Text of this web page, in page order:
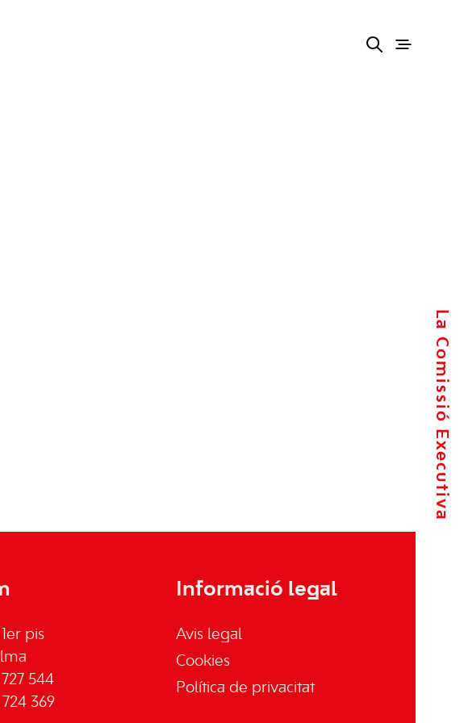
La Comissió Executiva
pis
727 544
724 369
Informació legal
Avis legal
Cookies
Política de privacitat